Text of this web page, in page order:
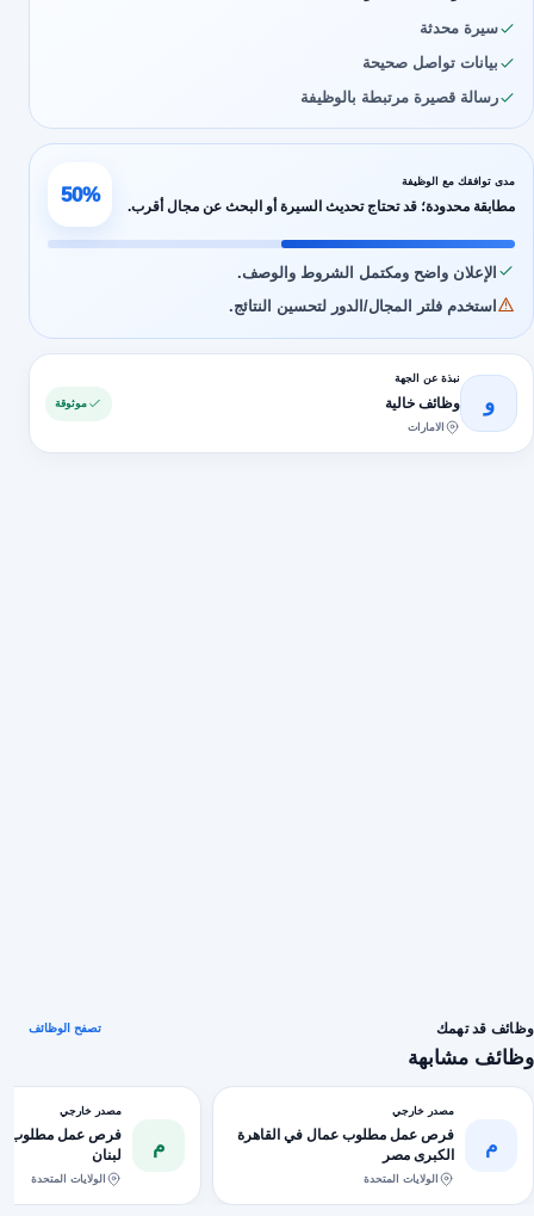
سيرة محدثة
بيانات تواصل صحيحة
رسالة قصيرة مرتبطة بالوظيفة
مدى توافقك مع الوظيفة
مطابقة محدودة؛ قد تحتاج تحديث السيرة أو البحث عن مجال أقرب. 50%
الإعلان واضح ومكتمل الشروط والوصف.
استخدم فلتر المجال/الدور لتحسين النتائج.
و
نبذة عن الجهة
وظائف خالية
الامارات
موثوقة
وظائف قد تهمك
وظائف مشابهة
تصفح الوظائف
م
مصدر خارجي
فرص عمل مطلوب عمال في القاهرة
الكبرى مصر
الولايات المتحدة
م
مصدر خارجي
فرص عمل مطلوب
لبنان
الولايات المتحدة